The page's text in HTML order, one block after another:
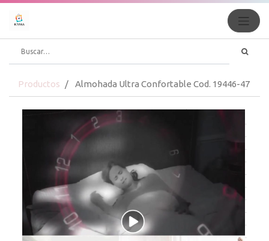
Productos Almohada Ultra Confortable Cod. 19446-47